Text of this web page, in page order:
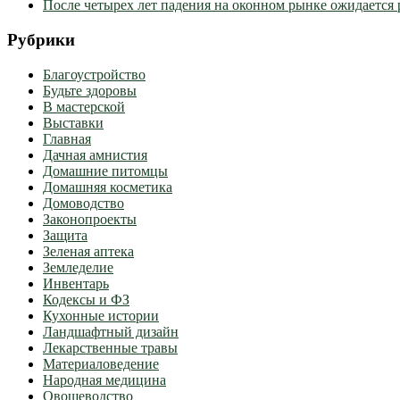
После четырех лет падения на оконном рынке ожидается
Рубрики
Благоустройство
Будьте здоровы
В мастерской
Выставки
Главная
Дачная амнистия
Домашние питомцы
Домашняя косметика
Домоводство
Законопроекты
Защита
Зеленая аптека
Земледелие
Инвентарь
Кодексы и ФЗ
Кухонные истории
Ландшафтный дизайн
Лекарственные травы
Материаловедение
Народная медицина
Овощеводство